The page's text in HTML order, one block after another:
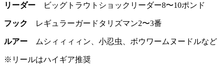
リーダー ビッグトラウトショックリーダー8〜10ポンド
フック レギュラーガードタリズマン2〜3番
ルアー ムシィィィィン、小忍虫、ボウワームヌードルなど
※リールはハイギア推奨